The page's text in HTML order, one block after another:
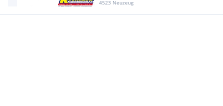
4523 Neuzeug